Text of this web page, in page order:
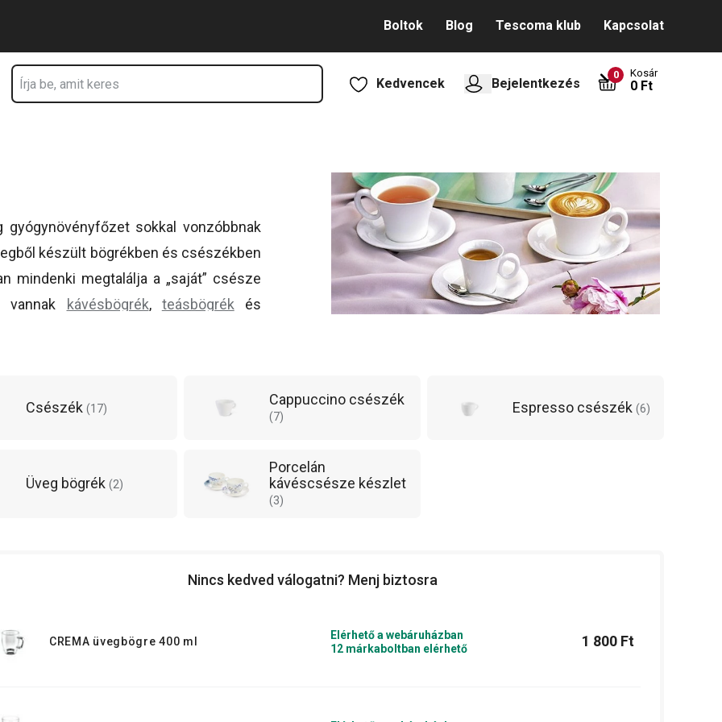
Boltok Blog Tescoma klub Kapcsolat
Kedvencek Bejelentkezés
0 Kosár
0 Ft
sokkal vonzóbbnak
készült bögrékben és csészékben
mindenki megtalálja a „saját” csésze
vannak
kávésbögrék, teásbögrék és
számára.
egy mokkás kotyogós kávéfőző a
Csészék (17)
Cappuccino csészék
(7)
Espresso csészék (6)
Üveg bögrék (2)
Porcelán
kávéscsésze készlet
(3)
Nincs kedved válogatni? Menj biztosra
CREMA üvegbögre 400 ml
Elérhető a webáruházban
12 márkaboltban elérhető
1 800 Ft